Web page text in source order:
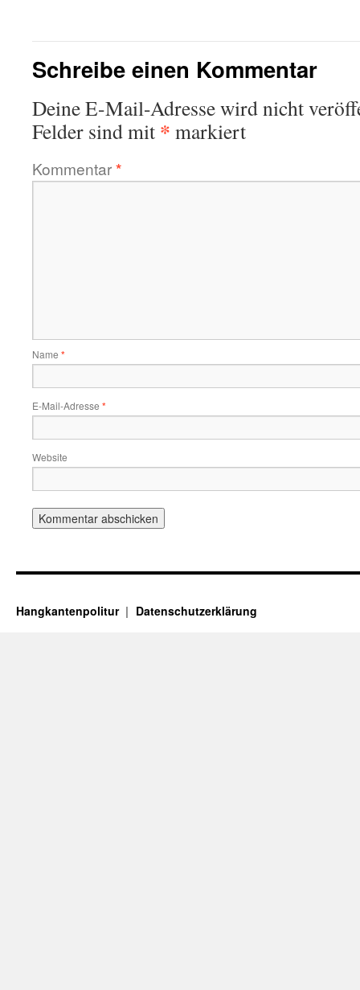
Schreibe einen Kommentar
Deine E-Mail-Adresse wird nicht
Felder sind mit * markiert
Kommentar*
Name *
E-Mail-Adresse *
Website
Hangkantenpolitur Datenschutzerklärung